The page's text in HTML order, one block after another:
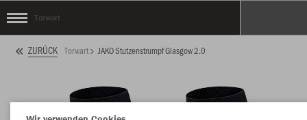
Torwart
ZURÜCK Torwart JAKO Stutzenstrumpf Glasgow 2.0